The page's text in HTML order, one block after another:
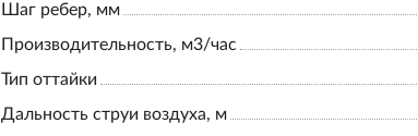
Шаг ребер, мм
Производительность, м3/час
Тип оттайки
Дальность струи воздуха, м